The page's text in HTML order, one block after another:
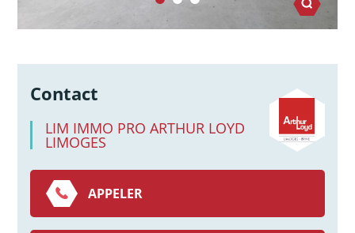
Contact
LIM IMMO PRO ARTHUR LOYD
LIMOGES
APPELER